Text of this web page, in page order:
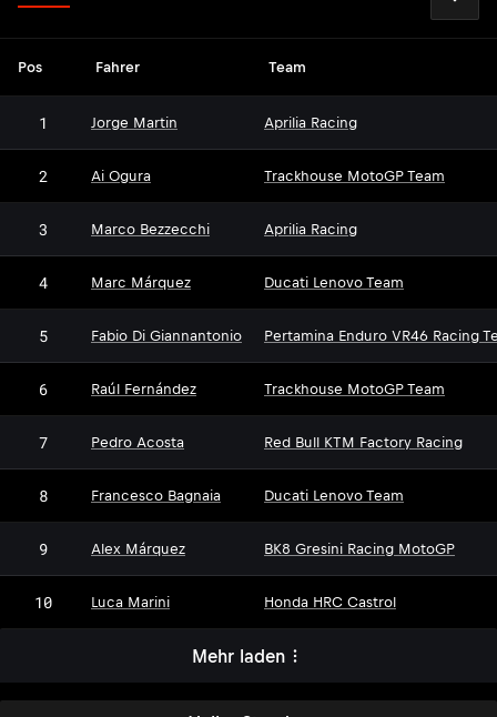
Pos Fahrer Team
1 Jorge Martin Aprilia Racing
2 Ai Ogura Trackhouse MotoGP Team
3 Marco Bezzecchi Aprilia Racing
4 Marc Márquez Ducati Lenovo Team
5 Fabio Di Giannantonio Pertamina Enduro VR46 Racing
6 Raúl Fernández Trackhouse MotoGP Team
7 Pedro Acosta Red Bull KTM Factory Racing
8 Francesco Bagnaia Ducati Lenovo Team
9 Alex Márquez BK8 Gresini Racing MotoGP
10 Luca Marini Honda HRC Castrol
Mehr laden